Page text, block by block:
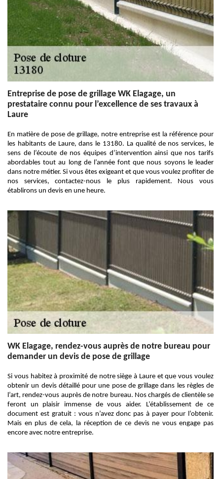
Entreprise de pose de grillage WK Elagage, un
prestataire connu pour l’excellence de ses travaux à
Laure
En matière de pose de grillage, notre entreprise est la référence pour
les habitants de Laure, dans le 13180. La qualité de nos services, le
sens de l’écoute de nos équipes d’intervention ainsi que nos tarifs
abordables tout au long de l’année font que nous soyons le leader
dans notre métier. Si vous êtes exigeant et que vous voulez profiter de
nos services, contactez-nous le plus rapidement. Nous vous
établirons un devis en une heure.
WK Elagage, rendez-vous auprès de notre bureau pour
demander un devis de pose de grillage
Si vous habitez à proximité de notre siège à Laure et que vous voulez
obtenir un devis détaillé pour une pose de grillage dans les règles de
l’art, rendez-vous auprès de notre bureau. Nos chargés de clientèle se
feront un plaisir immense de vous aider. L’établissement de ce
document est gratuit : vous n’avez donc pas à payer pour l’obtenir.
Mais en plus de cela, la réception de ce devis ne vous engage pas
encore avec notre entreprise.